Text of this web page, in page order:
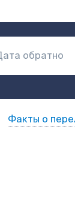
Факты о